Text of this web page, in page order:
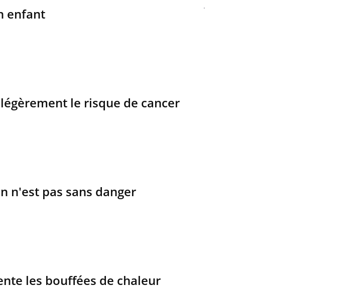
enfant
le risque de cancer
n'est pas sans danger
les bouffées de chaleur
.